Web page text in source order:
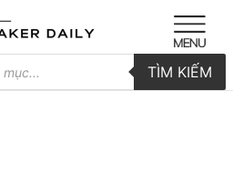
TÌM KIẾM